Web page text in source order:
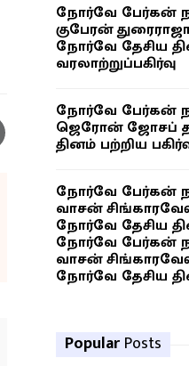
நோர்வே பேர்கன்
குபேரன்
நோர்வே தேசிய
வரலாற்றுப்பகிர்வு
நோர்வே பேர்கன்
ஜெரோன் ஜோசப்
தினம் பற்றிய
நோர்வே பேர்கன்
வாசன்
நோர்வே தேசிய
நோர்வே பேர்கன்
வாசன்
நோர்வே தேசிய
Popular Posts